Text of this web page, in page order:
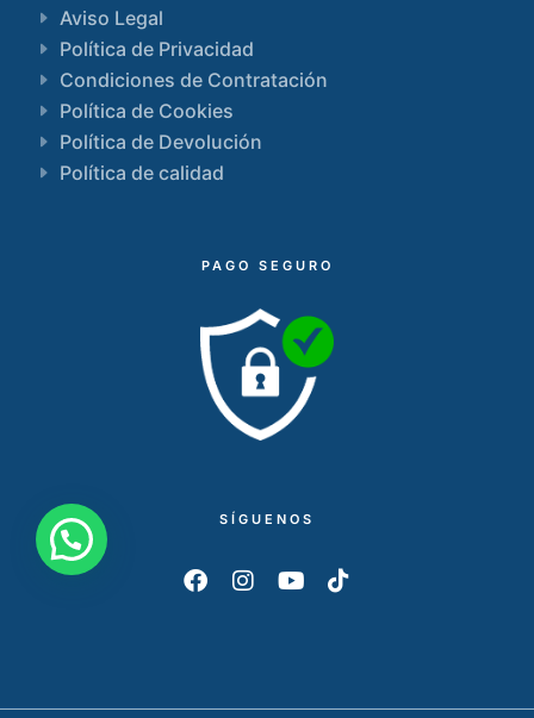
Aviso Legal
Política de Privacidad
Condiciones de Contratación
Política de Cookies
Política de Devolución
Política de calidad
PAGO SEGURO
SÍGUENOS